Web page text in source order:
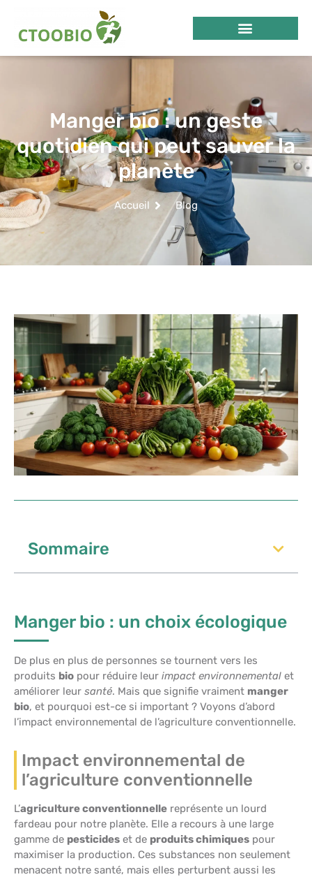
Manger bio : un geste
quotidien qui peut sauver la
planète
Accueil Blog
Sommaire
Manger bio : un choix écologique
De plus en plus de personnes se tournent vers les
produits bio pour réduire leur impact environnemental et
améliorer leur santé. Mais que signifie vraiment manger
bio, et pourquoi est-ce si important ? Voyons d’abord
l’impact environnemental de l’agriculture conventionnelle.
Impact environnemental de
l’agriculture conventionnelle
L’agriculture conventionnelle représente un lourd
fardeau pour notre planète. Elle a recours à une large
gamme de pesticides et de produits chimiques pour
maximiser la production. Ces substances non seulement
menacent notre santé, mais elles perturbent aussi les